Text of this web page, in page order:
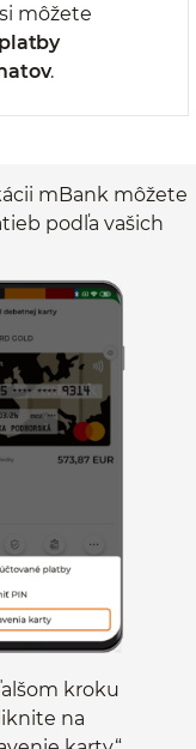
môžete
platby
.
mBank môžete
podľa vašich
kroku
na